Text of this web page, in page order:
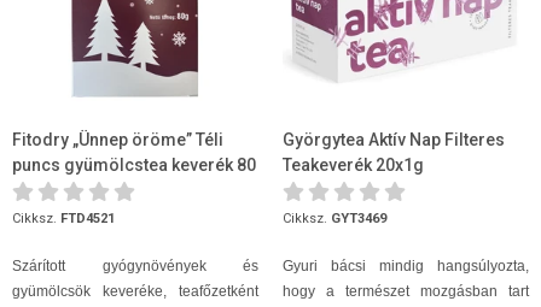
Fitodry „Ünnep öröme” Téli
puncs gyümölcstea keverék 80
g
Cikksz. FTD4521
Szárított gyógynövények és
gyümölcsök keveréke, teafőzetként
Györgytea Aktív Nap Filteres
Teakeverék 20x1g
Cikksz. GYT3469
Gyuri bácsi mindig hangsúlyozta,
hogy a természet mozgásban tart